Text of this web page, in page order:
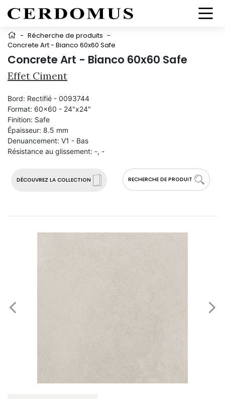
- Récherche de produits -
Concrete Art - Bianco 60x60 Safe
Concrete Art - Bianco 60x60 Safe
Effet Ciment
DÉCOUVREZ LA COLLECTION RECHERCHE DE PRODUIT
Bord: Rectifié - 0093744
Format: 60x60 - 24"x24"
Finition: Safe
Épaisseur: 8.5 mm
Denuancement: V1 - Bas
Résistance au glissement: -, -